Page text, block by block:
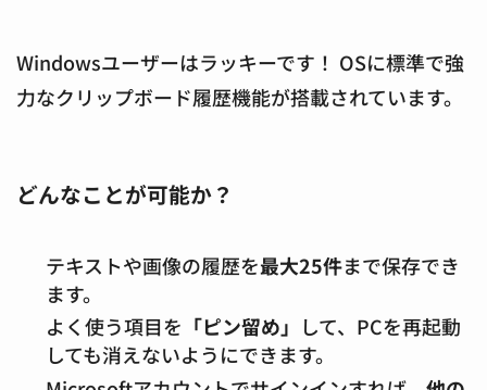
Windowsユーザーはラッキーです！ OSに標準で強
力なクリップボード履歴機能が搭載されています。
どんなことが可能か？
テキストや画像の履歴を最大25件まで保存でき
ます。
よく使う項目を 「ピン留め」 して、PCを再起動
しても消えないようにできます。